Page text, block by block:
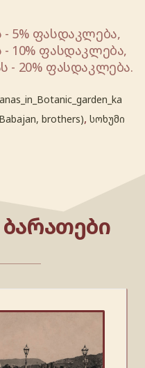
- 5% ფასდაკლება,
- 10% ფასდაკლება,
- 20% ფასდაკლება.
brothers), სოხუმი
ᲑᲐᲠᲐᲗᲔᲑᲘ